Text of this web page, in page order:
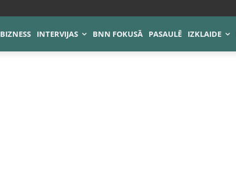
BIZNESS INTERVIJAS BNN FOKUSĀ PASAULĒ IZKLAIDE